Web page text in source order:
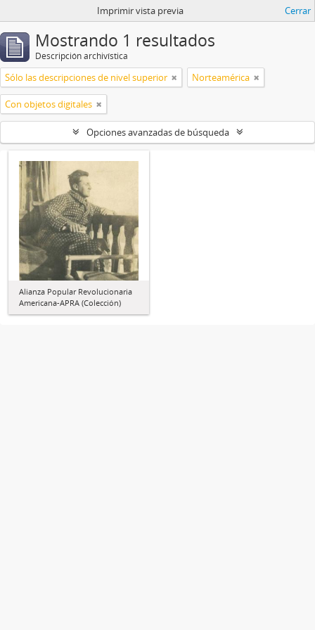
Imprimir vista previa Cerrar
Mostrando 1 resultados
Descripción archivística
Sólo las descripciones de nivel superior Norteamérica
Con objetos digitales
Opciones avanzadas de búsqueda
Alianza Popular Revolucionaria
Americana-APRA (Colección)